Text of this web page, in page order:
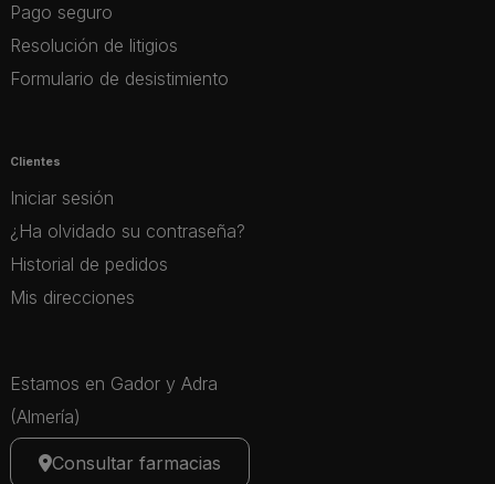
Pago seguro
Resolución de litigios
Formulario de desistimiento
Clientes
Iniciar sesión
¿Ha olvidado su contraseña?
Historial de pedidos
Mis direcciones
Estamos en Gador y Adra
(Almería)
Consultar farmacias